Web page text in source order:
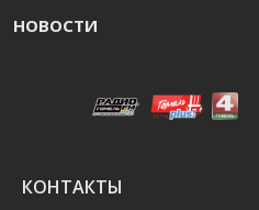
НОВОСТИ
КОНТАКТЫ